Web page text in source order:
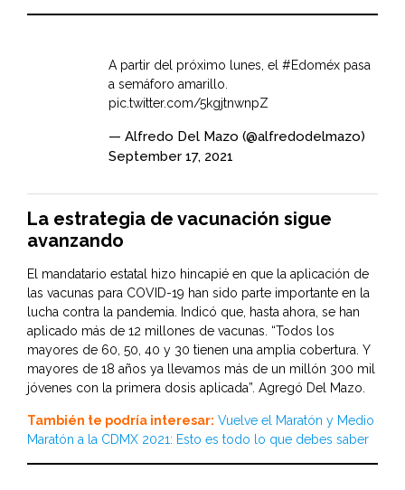
A partir del próximo lunes, el #Edoméx pasa
a semáforo amarillo.
pic.twitter.com/5kgjtnwnpZ
— Alfredo Del Mazo (@alfredodelmazo)
September 17, 2021
La estrategia de vacunación sigue
avanzando
El mandatario estatal hizo hincapié en que la aplicación de
las vacunas para COVID-19 han sido parte importante en la
lucha contra la pandemia. Indicó que, hasta ahora, se han
aplicado más de 12 millones de vacunas. “Todos los
mayores de 60, 50, 40 y 30 tienen una amplia cobertura. Y
mayores de 18 años ya llevamos más de un millón 300 mil
jóvenes con la primera dosis aplicada”. Agregó Del Mazo.
También te podría interesar: Vuelve el Maratón y Medio
Maratón a la CDMX 2021: Esto es todo lo que debes saber